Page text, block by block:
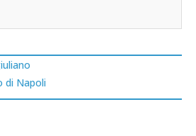
di Napoli